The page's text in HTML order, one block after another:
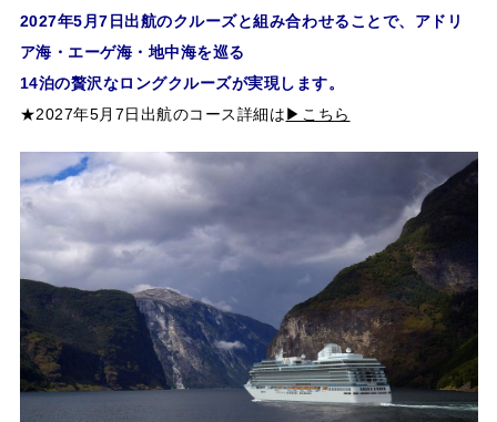
2027年5月7日出航のクルーズと組み合わせることで、アドリ
ア海・エーゲ海・地中海を巡る
14泊の贅沢なロングクルーズが実現します。
★2027年5月7日出航のコース詳細は▶こちら